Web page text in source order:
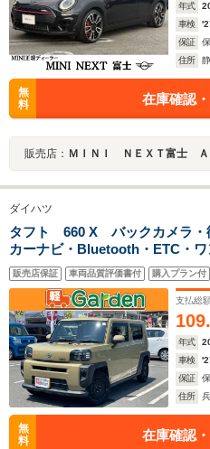
年式
車検
保証
住所
無
料
在庫確認
販売店： ＭＩＮＩ ＮＥＸＴ富士 Ａ
ダイハツ
タフト 660 X バックカメラ・
カーナビ・Bluetooth・ETC・
ルセグTV・CD/DVD再生・スマ
ト・ベンチシート・ルームクリ
販売店保証 車両品質評価書付 購入プラン付
支払総
109.
年式
車検
保証
住所
無
料
在庫確認